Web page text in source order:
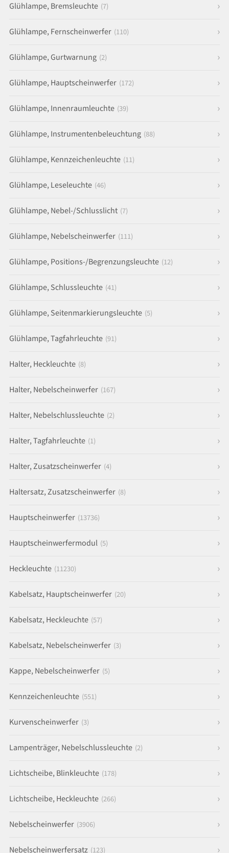
Glühlampe, Bremsleuchte (7)
Glühlampe, Fernscheinwerfer (110)
Glühlampe, Gurtwarnung (2)
Glühlampe, Hauptscheinwerfer (172)
Glühlampe, Innenraumleuchte (39)
Glühlampe, Instrumentenbeleuchtung (88)
Glühlampe, Kennzeichenleuchte (11)
Glühlampe, Leseleuchte (46)
Glühlampe, Nebel-/Schlusslicht (7)
Glühlampe, Nebelscheinwerfer (111)
Glühlampe, Positions-/Begrenzungsleuchte (12)
Glühlampe, Schlussleuchte (41)
Glühlampe, Seitenmarkierungsleuchte (5)
Glühlampe, Tagfahrleuchte (91)
Halter, Heckleuchte (8)
Halter, Nebelscheinwerfer (167)
Halter, Nebelschlussleuchte (2)
Halter, Tagfahrleuchte (1)
Halter, Zusatzscheinwerfer (4)
Haltersatz, Zusatzscheinwerfer (8)
Hauptscheinwerfer (13736)
Hauptscheinwerfermodul (5)
Heckleuchte (11230)
Kabelsatz, Hauptscheinwerfer (20)
Kabelsatz, Heckleuchte (57)
Kabelsatz, Nebelscheinwerfer (3)
Kappe, Nebelscheinwerfer (5)
Kennzeichenleuchte (551)
Kurvenscheinwerfer (3)
Lampenträger, Nebelschlussleuchte (2)
Lichtscheibe, Blinkleuchte (178)
Lichtscheibe, Heckleuchte (266)
Nebelscheinwerfer (3906)
Nebelscheinwerfersatz (123)